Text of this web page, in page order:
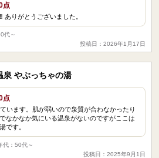
点
ありがとうございました。
代～
投稿日：2026年1月17日
やぶっちゃの湯
点
います。肌が弱いので泉質が合わなかったり
なかなか気にいる温泉がないのですがここは
です。
代：50代～
投稿日：2025年9月1日